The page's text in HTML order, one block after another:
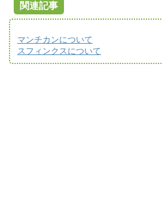
関連記事
マンチカンについて
スフィンクスについて